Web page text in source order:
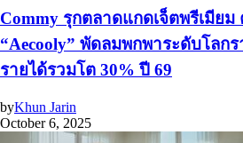
Commy รุกตลาดแกดเจ็ตพรีเมีย
“Aecooly” พัดลมพกพาระดับโลก
รายได้รวมโต 30% ปี 69
byKhun Jarin
October 6, 2025